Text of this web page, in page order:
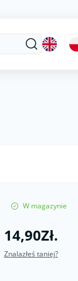
W magazynie
14,90Zł.
Znalazłeś taniej?